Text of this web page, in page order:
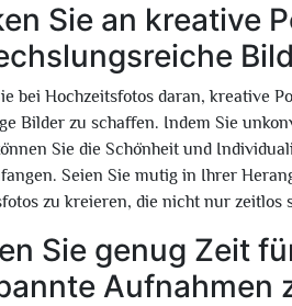
Sie an kreative
bei Hochzeitsfotos daran, kreative
Bilder zu schaffen. Indem Sie
Sie die Schönheit und
Seien Sie mutig in Ihrer
zu kreieren, die nicht nur zeitlos
Sie genug Zeit
Aufnahmen